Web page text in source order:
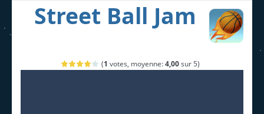
Street Ball Jam
(1 votes, moyenne:4,00sur 5)